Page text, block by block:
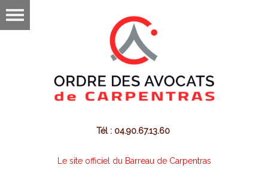
Tél : 04.90.67.13.60
Le site officiel du Barreau de Carpentras